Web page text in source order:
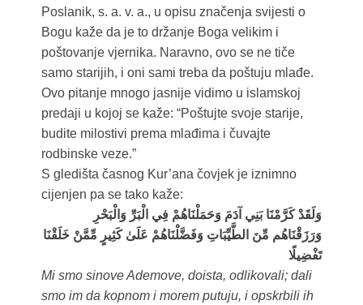
Poslanik, s. a. v. a., u opisu značenja svijesti o
Bogu kaže da je to držanje Boga velikim i
poštovanje vjernika. Naravno, ovo se ne tiče
samo starijih, i oni sami treba da poštuju mlađe.
Ovo pitanje mnogo jasnije vidimo u islamskoj
predaji u kojoj se kaže: “Poštujte svoje starije,
budite milostivi prema mlađima i čuvajte
rodbinske veze.”
S gledišta časnog Kur’ana čovjek je iznimno
cijenjen pa se tako kaže:
وَلَقَدْ كَرَّمْنَا بَنِي آدَمَ وَحَمَلْنَاهُمْ فِي الْبَرِّ وَالْبَحْرِ
وَرَزَقْنَاهُم مِّنَ الطَّيِّبَاتِ وَفَضَّلْنَاهُمْ عَلَىٰ كَثِيرٍ مِّمَّنْ خَلَقْنَا
تَفْضِيلًا
Mi smo sinove Ademove, doista, odlikovali; dali
smo im da kopnom i morem putuju, i opskrbili ih